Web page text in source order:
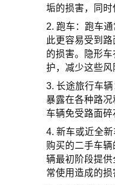
垢的损害，同时
2. 跑车：跑车
此更容易受到
的损害。隐形
护，减少这些风
3. 长途旅行车
暴露在各种路
车辆免受路面碎
4. 新车或近全
购买的二手车
辆最初阶段提供
常使用造成的损